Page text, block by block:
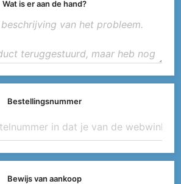
Wat is er aan de hand?
Bestellingsnummer
Bewijs van aankoop